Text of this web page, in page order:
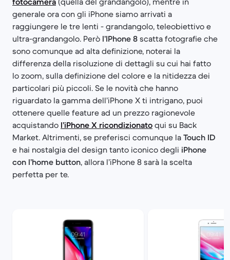
generale ora con gli iPhone siamo arrivati a
raggiungere le tre lenti - grandangolo, teleobiettivo e
ultra-grandangolo. Però l’IPhone 8 scatta fotografie che
sono comunque ad alta definizione, noterai la
differenza della risoluzione di dettagli su cui hai fatto
lo zoom, sulla definizione del colore e la nitidezza dei
particolari più piccoli. Se le novità che hanno
riguardato la gamma dell’iPhone X ti intrigano, puoi
ottenere quelle feature ad un prezzo ragionevole
acquistando l’iPhone X ricondizionato qui su Back
Market. Altrimenti, se preferisci comunque la Touch ID
e hai nostalgia del design tanto iconico degli iPhone
con l’home button, allora l’iPhone 8 sarà la scelta
perfetta per te.